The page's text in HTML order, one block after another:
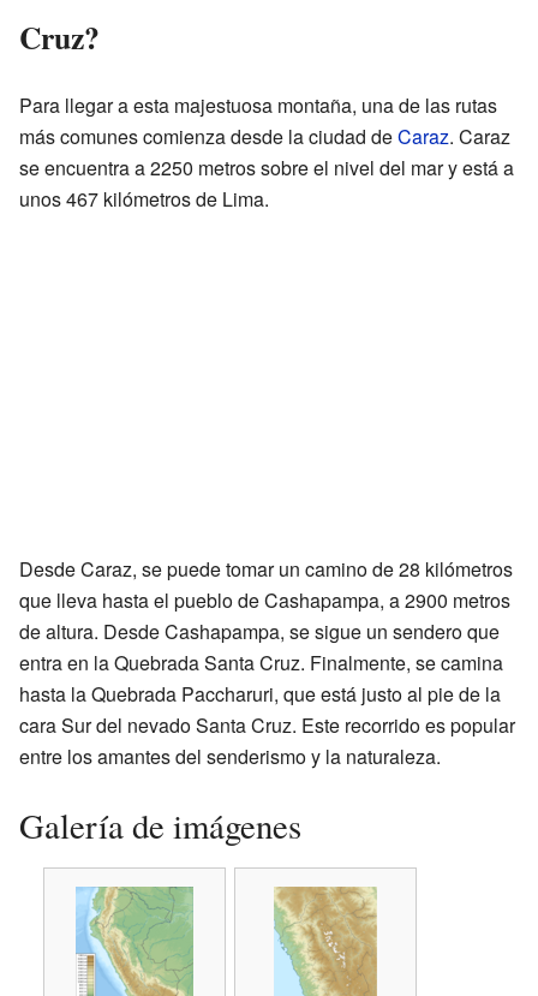
Cruz?
Para llegar a esta majestuosa montaña, una de las rutas
más comunes comienza desde la ciudad deCaraz. Caraz
se encuentra a 2250 metros sobre el nivel del mar y está a
unos 467 kilómetros de Lima.
Desde Caraz, se puede tomar un camino de 28 kilómetros
que lleva hasta el pueblo de Cashapampa, a 2900 metros
de altura. Desde Cashapampa, se sigue un sendero que
entra en la Quebrada Santa Cruz. Finalmente, se camina
hasta la Quebrada Paccharuri, que está justo al pie de la
cara Sur del nevado Santa Cruz. Este recorrido es popular
entre los amantes del senderismo y la naturaleza.
Galería de imágenes